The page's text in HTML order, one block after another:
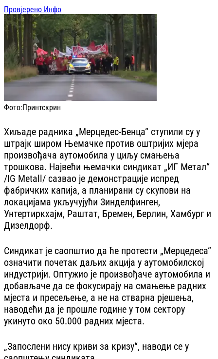
Провјерено Инфо
Фото:Принтскрин
Хиљаде радника „Мерцедес-Бенца“ ступили су у
штрајк широм Њемачке против оштријих мјера
произвођача аутомобила у циљу смањења
трошкова. Највећи њемачки синдикат „ИГ Метал“
/IG Metall/ сазвао је демонстрације испред
фабричких капија, а планирани су скупови на
локацијама укључујући Зинделфинген,
Унтертиркхајм, Раштат, Бремен, Берлин, Хамбург и
Дизелдорф.
Синдикат је саопштио да ће протести „Мерцедеса“
означити почетак даљих акција у аутомобилској
индустрији. Оптужио је произвођаче аутомобила и
добављаче да се фокусирају на смањење радних
мјеста и пресељење, а не на стварна рјешења,
наводећи да је прошле године у том сектору
укинуто око 50.000 радних мјеста.
„Запослени нису криви за кризу“, наводи се у